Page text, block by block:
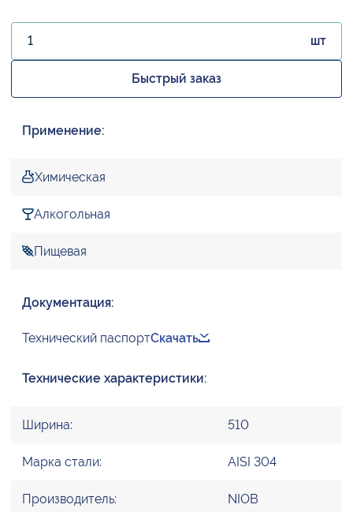
шт
Быстрый заказ
Применение:
Химическая
Алкогольная
Пищевая
Документация:
Технический паспортСкачать
Технические характеристики:
Ширина: 510
Марка стали: AISI 304
Производитель: NIOB